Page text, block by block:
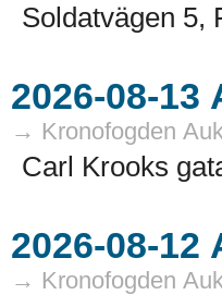
Soldatvägen 5,
→ Kronofogden
Carl Krooks
→ Kronofogden